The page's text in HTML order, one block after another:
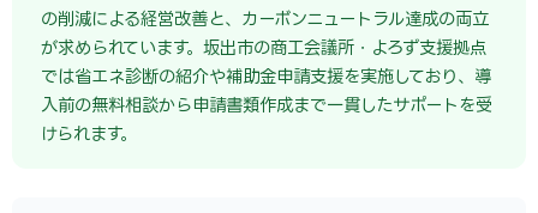
の削減による経営改善と、カーボンニュートラル達成の両立
が求められています。坂出市の商工会議所・よろず支援拠点
では省エネ診断の紹介や補助金申請支援を実施しており、導
入前の無料相談から申請書類作成まで一貫したサポートを受
けられます。